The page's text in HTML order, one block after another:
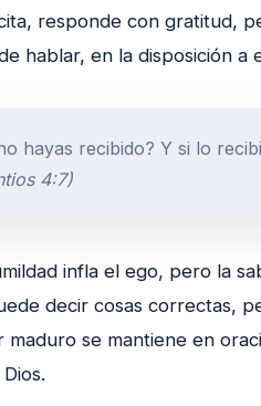
responde con gratitud,
hablar, en la disposición
hayas recibido? Y si lo
4:7)
infla el ego, pero la
decir cosas correctas,
maduro se mantiene en